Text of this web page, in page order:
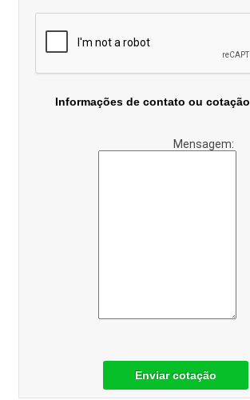
Informações de contato ou cotação
Mensagem:
Enviar cotação